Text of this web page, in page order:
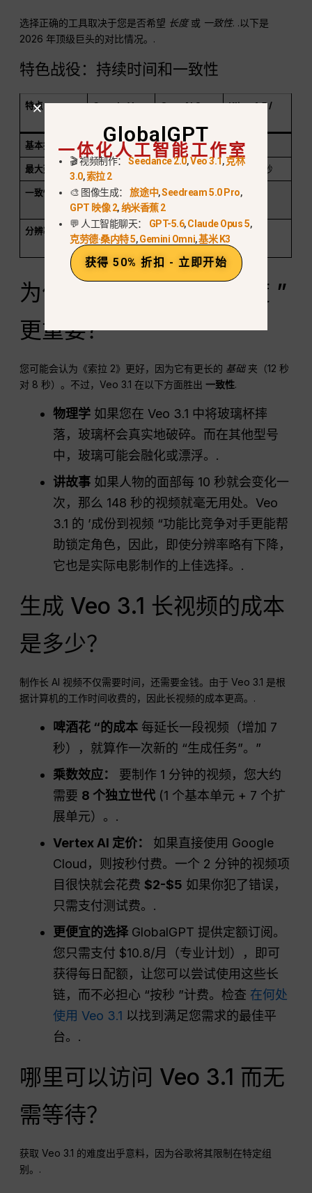
选择正确的工具取决于您是否希望 长度或 一致性. .以下是
2026 年顶级巨头的对比情况。.
特色战役：持续时间和一致性
特点
Google Veo
OpenAI Sora
Kling 1.5 /
基本持续时间 8 秒 12-15 秒 5-10 秒
最大延伸长度 ~148 秒 ~60 秒 ~30-40 秒
一致性 高(最适合物
理学）
中（梦幻般） 中型
分辨率限制
720p （加长
版）
1080p 720p
为什么 “一致性 ”比 “长度 ”
更重要？”
您可能会认为《索拉 2》更好，因为它有更长的 基础夹（12 秒
对 8 秒）。不过，Veo 3.1 在以下方面胜出一致性.
物理学 如果您在 Veo 3.1 中将玻璃杯摔
落，玻璃杯会真实地破碎。而在其他型号
中，玻璃可能会融化或漂浮。.
讲故事 如果人物的面部每 10 秒就会变化一
次，那么 148 秒的视频就毫无用处。Veo
3.1 的 ’成份到视频 “功能比竞争对手更能帮
助锁定角色，因此，即使分辨率略有下降，
它也是实际电影制作的上佳选择。.
生成 Veo 3.1 长视频的成本
是多少？
制作长 AI 视频不仅需要时间，还需要金钱。由于 Veo 3.1 是根
据计算机的工作时间收费的，因此长视频的成本更高。.
啤酒花 “的成本 每延长一段视频（增加 7
秒），就算作一次新的 “生成任务”。”
乘数效应：
要制作 1 分钟的视频，您大约
需要 8 个独立世代 (1 个基本单元 + 7 个扩
展单元）。.
Vertex AI 定价：
如果直接使用 Google
Cloud，则按秒付费。一个 2 分钟的视频项
目很快就会花费$2-$5 如果你犯了错误，
只需支付测试费。.
更便宜的选择 GlobalGPT 提供定额订阅。
您只需支付 $10.8/月（专业计划），即可
获得每日配额，让您可以尝试使用这些长
链，而不必担心 “按秒 ”计费。检查 在何处
使用 Veo 3.1 以找到满足您需求的最佳平
台。.
哪里可以访问 Veo 3.1 而无
需等待？
获取 Veo 3.1 的难度出乎意料，因为谷歌将其限制在特定组
别。.
GlobalGPT
一体化人工智能工作室
🎬 视频制作：Seedance 2.0,Veo 3.1,克林
3.0,索拉 2
🎨 图像生成：旅途中,Seedream 5.0 Pro,
GPT 映像 2,纳米香蕉 2
💬 人工智能聊天： GPT-5.6,Claude Opus 5,
克劳德·桑内特 5,Gemini Omni,基米 K3
获得 50% 折扣 - 立即开始